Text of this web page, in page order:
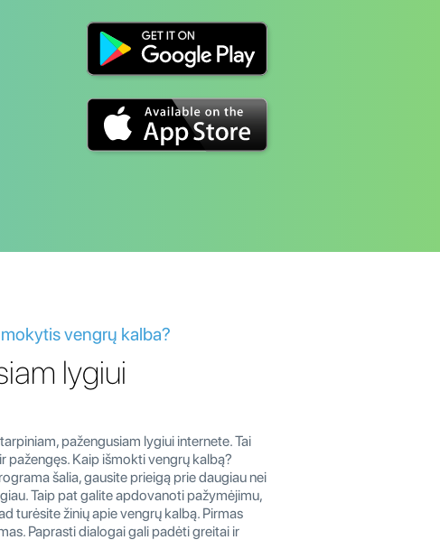
vengrų kalba?
lygiui
pažengusiam lygiui internete. Tai
pažengęs. Kaip išmokti vengrų kalbą?
šalia, gausite prieigą prie daugiau nei
Taip pat galite apdovanoti pažymėjimu,
turėsite žinių apie vengrų kalbą. Pirmas
Paprasti dialogai gali padėti greitai ir